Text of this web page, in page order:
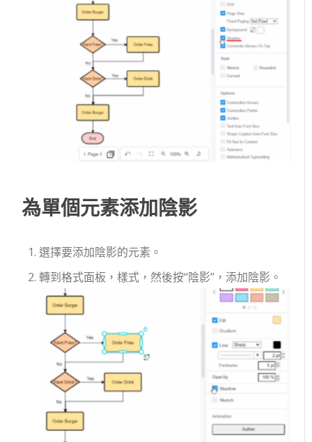
為單個元素添加陰影
選擇要添加陰影的元素。
轉到格式面板，樣式，然後按“陰影”，添加陰影。